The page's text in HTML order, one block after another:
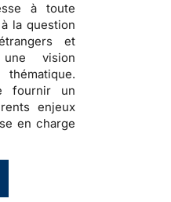
à toute
la question
et
une vision
fournir un
enjeux
en charge